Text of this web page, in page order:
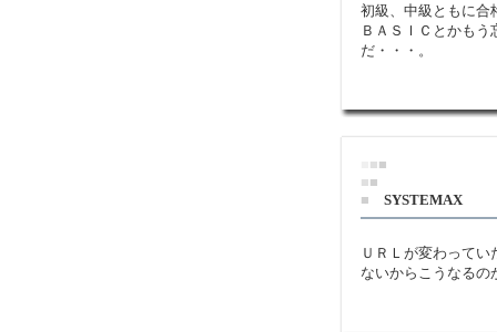
初級、中級ともに合
ＢＡＳＩＣとかも
だ・・・。
■■
■■
■
SYSTEMAX
ＵＲＬが変わって
ないからこうなるの